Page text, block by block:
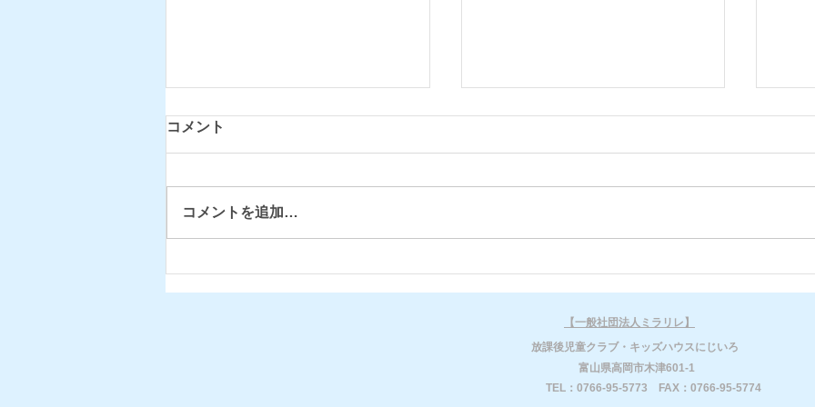
所
コメント
コメントを追加…
​【一般社団法人ミラリレ】
​放課後児童クラブ・キッズハウスにじいろ
​富山県高岡市木津601-1
​TEL：0766-95-5773 FAX：0766-95-5774